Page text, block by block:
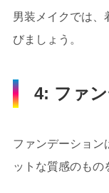
男装メイクでは、
びましょう。
4: ファ
ファンデーション
ットな質感のもの